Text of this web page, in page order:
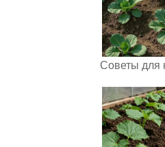
Советы для